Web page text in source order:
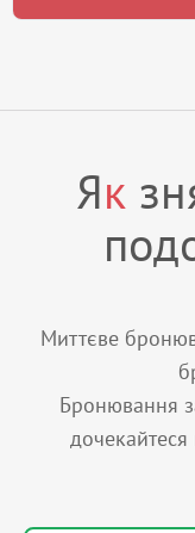
Як
Миттєве
Бронювання